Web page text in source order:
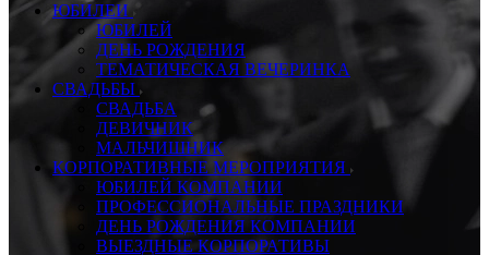
ЮБИЛЕИ
ЮБИЛЕЙ
ДЕНЬ РОЖДЕНИЯ
ТЕМАТИЧЕСКАЯ ВЕЧЕРИНКА
СВАДЬБЫ
СВАДЬБА
ДЕВИЧНИК
МАЛЬЧИШНИК
КОРПОРАТИВНЫЕ МЕРОПРИЯТИЯ
ЮБИЛЕЙ КОМПАНИИ
ПРОФЕССИОНАЛЬНЫЕ ПРАЗДНИКИ
ДЕНЬ РОЖДЕНИЯ КОМПАНИИ
ВЫЕЗДНЫЕ КОРПОРАТИВЫ